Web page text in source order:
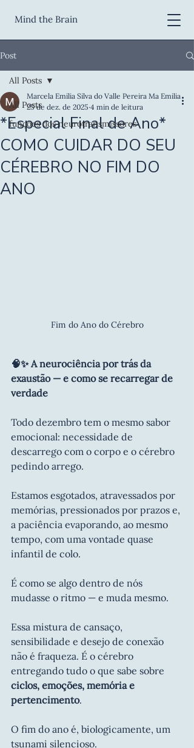
Mind the Brain
Post
All Posts
funções dos neurotransmissores
All Posts
*Especial Final de Ano*
COMO CUIDAR DO SEU
CÉREBRO NO FIM DO
ANO
Marcela Emilia Silva do Valle Pereira Ma Emilia
25 de dez. de 2025 4 min de leitura
Fim do Ano do Cérebro
🧠✨ A neurociência por trás da
exaustão — e como se recarregar de
verdade
Todo dezembro tem o mesmo sabor
emocional: necessidade de
descarrego com o corpo e o cérebro
pedindo arrego.
Estamos esgotados, atravessados por
memórias, pressionados por prazos e,
a paciência evaporando, ao mesmo
tempo, com uma vontade quase
infantil de colo.
É como se algo dentro de nós
mudasse o ritmo — e muda mesmo.
Essa mistura de cansaço,
sensibilidade e desejo de conexão
não é fraqueza. É o cérebro
entregando tudo o que sabe sobre
ciclos, emoções, memória e
pertencimento.
O fim do ano é, biologicamente, um
tsunami silencioso.